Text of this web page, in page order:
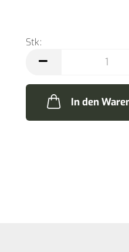
Stk:
Stk
In den